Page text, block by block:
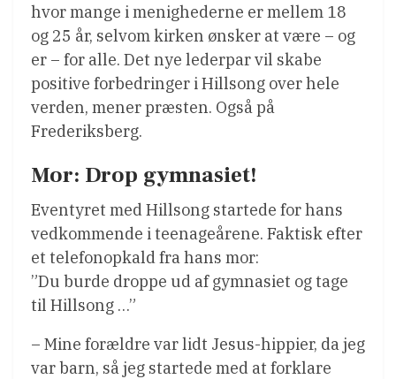
hvor mange i menighederne er mellem 18
og 25 år, selvom kirken ønsker at være – og
er – for alle. Det nye lederpar vil skabe
positive forbedringer i Hillsong over hele
verden, mener præsten. Også på
Frederiksberg.
Mor: Drop gymnasiet!
Eventyret med Hillsong startede for hans
vedkommende i teenageårene. Faktisk efter
et telefonopkald fra hans mor:
”Du burde droppe ud af gymnasiet og tage
til Hillsong …”
– Mine forældre var lidt Jesus-hippier, da jeg
var barn, så jeg startede med at forklare